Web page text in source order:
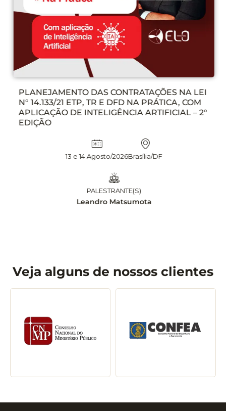
PLANEJAMENTO DAS CONTRATAÇÕES NA LEI
N° 14.133/21 ETP, TR E DFD NA PRÁTICA, COM
APLICAÇÃO DE INTELIGÊNCIA ARTIFICIAL – 2°
EDIÇÃO
13 e 14 Agosto/2026Brasília/DF
PALESTRANTE(S)
Leandro Matsumota
Veja alguns de nossos clientes